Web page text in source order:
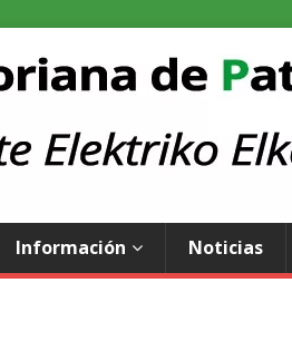
Información Noticias